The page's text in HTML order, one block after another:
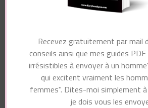
Site web
Recevez gratuitement par mail
conseils ainsi que mes guides
irrésistibles à envoyer à un
qui excitent vraiment les
femmes". Dites-moi simplement à
je dois vous les